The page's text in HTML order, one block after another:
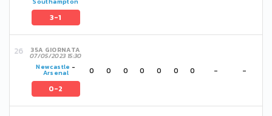
3-1
35A GIORNATA
07/05/2023 15:30
Newcastle -
Arsenal
0-2
0 0 0 0 0 0 0 - -